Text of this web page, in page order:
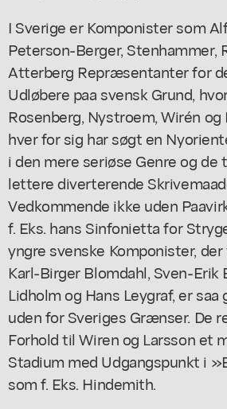
I Sverige er Komponister som
Peterson-Berger, Stenhammer,
Atterberg Repræsentanter for
Udløbere paa svensk Grund,
Rosenberg, Nystroem, Wirén og
hver for sig har søgt en
i den mere seriøse Genre og de
lettere diverterende
Vedkommende ikke uden
f. Eks. hans Sinfonietta for
yngre svenske Komponister,
Karl-Birger Blomdahl, Sven-Erik
Lidholm og Hans Leygraf, er
uden for Sveriges Grænser. De
Forhold til Wiren og Larsson et
Stadium med Udgangspunkt i
som f. Eks. Hindemith.